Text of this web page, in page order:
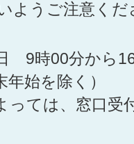
ようご注意くだ
9時00分から
年始を除く）
っては、窓口受